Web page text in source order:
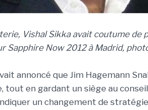
Vishal Sikka avait coutume de
Sapphire Now 2012 à Madrid,
annoncé que Jim Hagemann
tout en gardant un siège au
un changement de